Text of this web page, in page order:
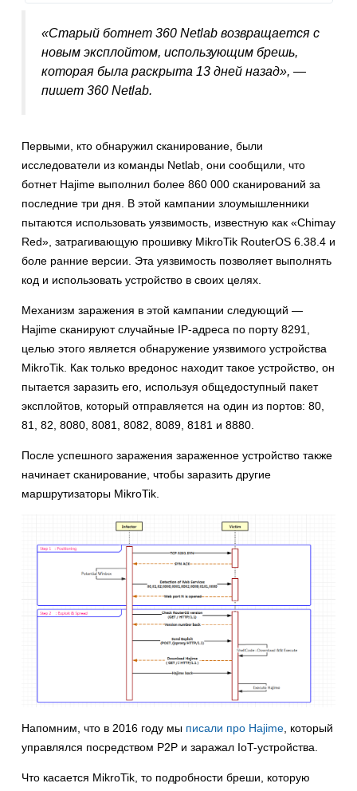
«Старый ботнет 360 Netlab возвращается с
новым эксплойтом, использующим брешь,
которая была раскрыта 13 дней назад», —
пишет 360 Netlab.
Первыми, кто обнаружил сканирование, были
исследователи из команды Netlab, они сообщили, что
ботнет Hajime выполнил более 860 000 сканирований за
последние три дня. В этой кампании злоумышленники
пытаются использовать уязвимость, известную как «Chimay
Red», затрагивающую прошивку MikroTik RouterOS 6.38.4 и
боле ранние версии. Эта уязвимость позволяет выполнять
код и использовать устройство в своих целях.
Механизм заражения в этой кампании следующий —
Hajime сканируют случайные IP-адреса по порту 8291,
целью этого является обнаружение уязвимого устройства
MikroTik. Как только вредонос находит такое устройство, он
пытается заразить его, используя общедоступный пакет
эксплойтов, который отправляется на один из портов: 80,
81, 82, 8080, 8081, 8082, 8089, 8181 и 8880.
После успешного заражения зараженное устройство также
начинает сканирование, чтобы заразить другие
маршрутизаторы MikroTik.
Напомним, что в 2016 году мы писали про Hajime , который
управлялся посредством P2P и заражал IoT-устройства.
Что касается MikroTik, то подробности бреши, которую